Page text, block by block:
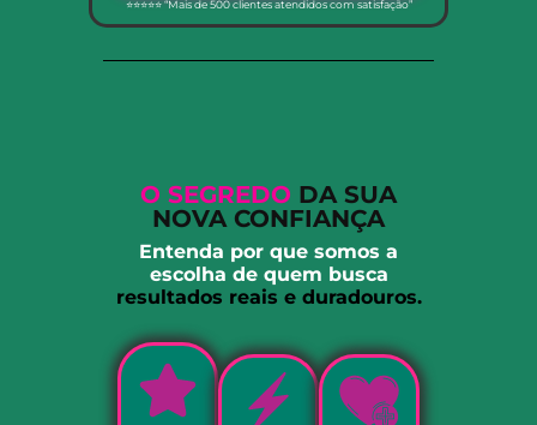
⭐⭐⭐⭐⭐ “Mais de 500 clientes atendidos com satisfação”
O SEGREDO DA SUA
NOVA CONFIANÇA
Entenda por que somos a
escolha de quem busca
resultados reais e duradouros.